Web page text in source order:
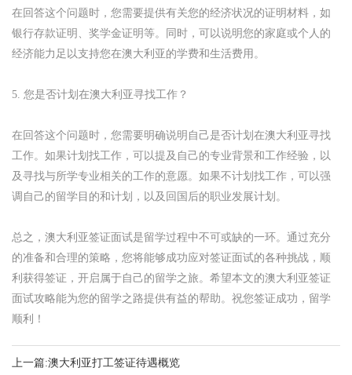
在回答这个问题时，您需要提供有关您的经济状况的证明材料，如
银行存款证明、奖学金证明等。同时，可以说明您的家庭或个人的
经济能力足以支持您在澳大利亚的学费和生活费用。
5. 您是否计划在澳大利亚寻找工作？
在回答这个问题时，您需要明确说明自己是否计划在澳大利亚寻找
工作。如果计划找工作，可以提及自己的专业背景和工作经验，以
及寻找与所学专业相关的工作的意愿。如果不计划找工作，可以强
调自己的留学目的和计划，以及回国后的职业发展计划。
总之，澳大利亚签证面试是留学过程中不可或缺的一环。通过充分
的准备和合理的策略，您将能够成功应对签证面试的各种挑战，顺
利获得签证，开启属于自己的留学之旅。希望本文的澳大利亚签证
面试攻略能为您的留学之路提供有益的帮助。祝您签证成功，留学
顺利！
上一篇:澳大利亚打工签证待遇概览